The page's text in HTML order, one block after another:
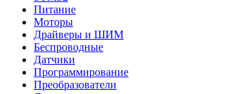
Питание
Моторы
Драйверы и ШИМ
Беспроводные
Датчики
Программирование
Преобразователи